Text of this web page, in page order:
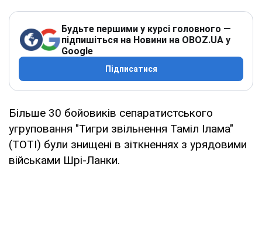
Будьте першими у курсі головного —
підпишіться на Новини на OBOZ.UA у
Google
Підписатися
Більше 30 бойовиків сепаратистського
угруповання "Тигри звільнення Таміл Ілама"
(ТОТІ) були знищені в зіткненнях з урядовими
військами Шрі-Ланки.